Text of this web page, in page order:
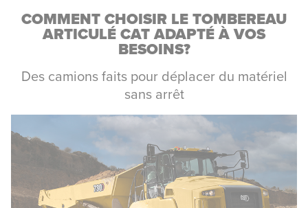
COMMENT CHOISIR LE TOMBEREAU
ARTICULÉ CAT ADAPTÉ À VOS
BESOINS?
Des camions faits pour déplacer du matériel
sans arrêt